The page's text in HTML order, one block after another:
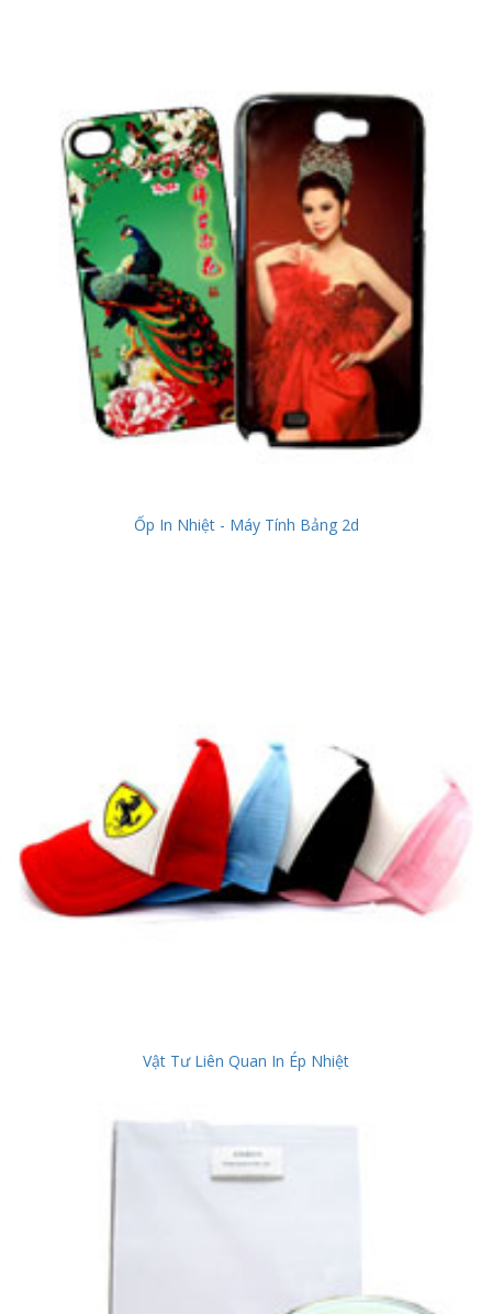
Ốp In Nhiệt - Máy Tính Bảng 2d
Vật Tư Liên Quan In Ép Nhiệt